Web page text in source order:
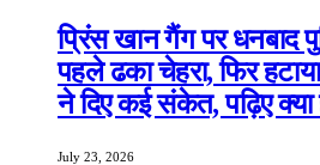
प्रिंस खान गैंग पर धनबाद
पहले ढका चेहरा, फिर
ने दिए कई संकेत, पढ़िए
July 23, 2026